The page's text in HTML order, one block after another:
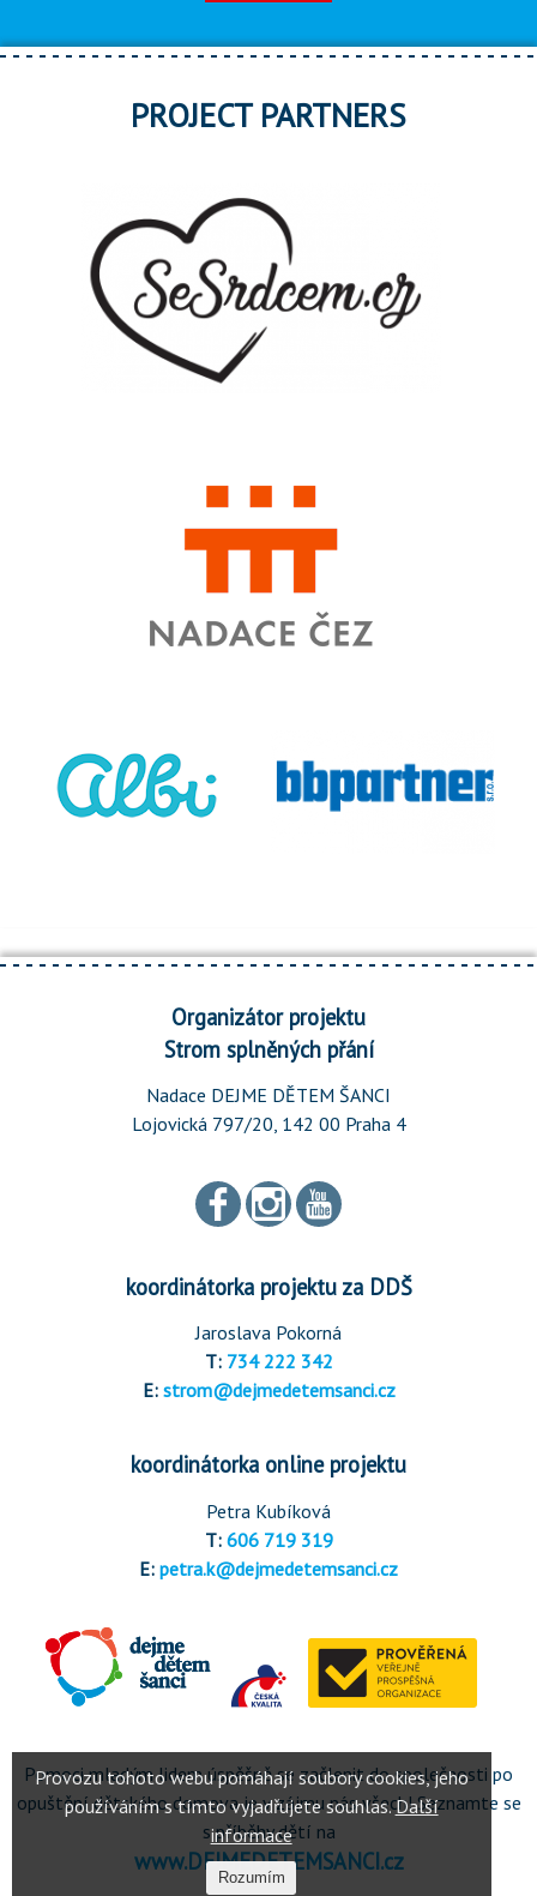
PROJECT PARTNERS
Organizátor projektu
Strom splněných přání
Nadace DEJME DĚTEM ŠANCI
Lojovická 797/20, 142 00 Praha 4
koordinátorka projektu za DDŠ
Jaroslava Pokorná
T: 734 222 342
E: strom@dejmedetemsanci.cz
koordinátorka online projektu
Petra Kubíková
T: 606 719 319
E: petra.k@dejmedetemsanci.cz
Pomoci mladým lidem úspěšně se začlenit do společnosti po
opuštění dětského domova je v zájmu nás všech! Seznamte se
s příběhy dětí na
www.DEJMEDETEMSANCI.cz